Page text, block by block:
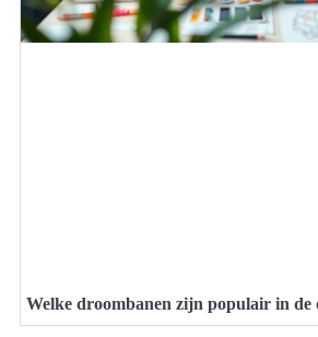
Welke droombanen zijn populair in de